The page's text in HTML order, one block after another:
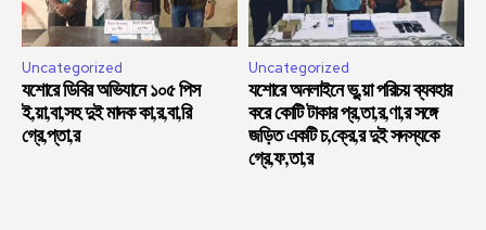
Uncategorized
যশোরে ডিবির অভিযানে ১০৫ পিস
ই,য়া,বা,সহ দুই মাদক কা,র,বা,রি
গ্রে,প্তা,র
Uncategorized
যশোরে অনলাইনে ভু,য়া পরিচয় ব্যবহার
করে কোটি টাকার প্র,তা,র,ণা,র সঙ্গে
জড়িত একটি চ,ক্রে,র দুই সদস্যকে
গ্রে,ফ,তা,র